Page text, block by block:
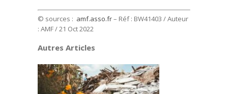
© sources : amf.asso.fr– Réf : BW41403 / Auteur
: AMF / 21 Oct 2022
Autres Articles